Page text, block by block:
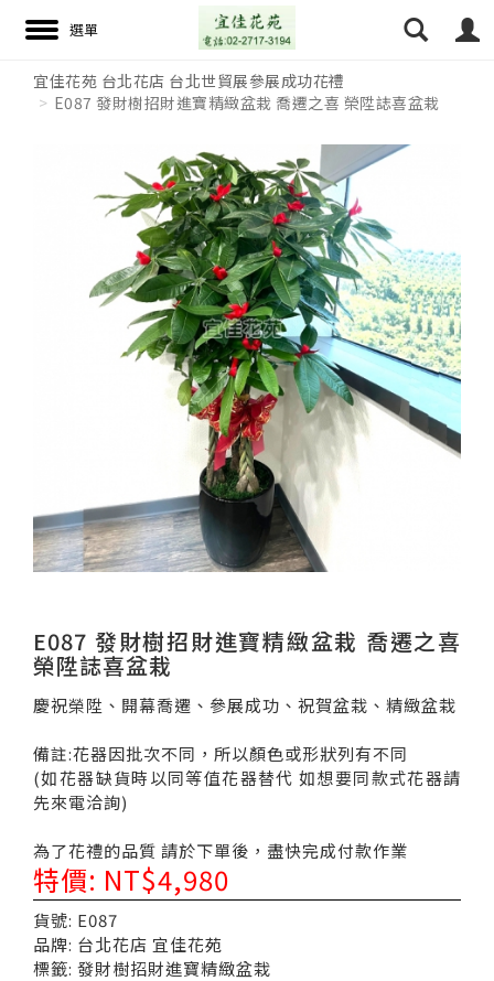
宜佳花苑 台北花店 台北世貿展參展成功花禮
E087 發財樹招財進寶精緻盆栽 喬遷之喜 榮陞誌喜盆栽
E087 發財樹招財進寶精緻盆栽 喬遷之喜
榮陞誌喜盆栽
慶祝榮陞、開幕喬遷、參展成功、祝賀盆栽、精緻盆栽
備註:花器因批次不同，所以顏色或形狀列有不同
(如花器缺貨時以同等值花器替代 如想要同款式花器請
先來電洽詢)
為了花禮的品質 請於下單後，盡快完成付款作業
特價: NT$4,980
貨號: E087
品牌: 台北花店 宜佳花苑
標籤: 發財樹招財進寶精緻盆栽